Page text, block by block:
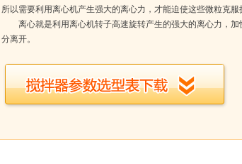
所以需要利用离心机产生强大的离心力，才能迫使这些微粒克服
离心就是利用离心机转子高速旋转产生的强大的离心力，加
分离开。